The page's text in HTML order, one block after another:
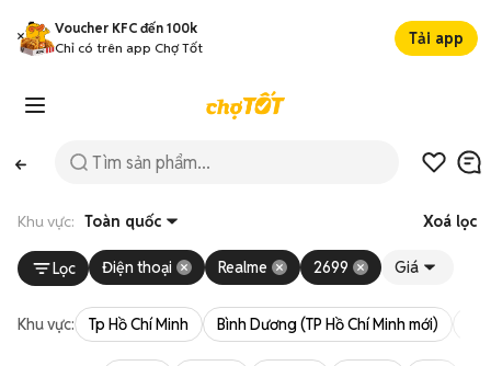
Voucher KFC đến 100k
Chỉ có trên app Chợ Tốt
Tải app
Khu vực: Toàn quốc Xoá lọc
Lọc Điện thoại Realme 2699 Giá
Khu vực: Tp Hồ Chí Minh Bình Dương (TP Hồ Chí Minh mới)